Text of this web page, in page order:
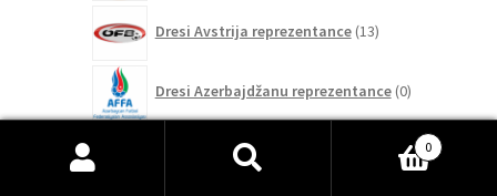
Dresi Avstrija reprezentance 13izdelkov
Dresi Azerbajdžanu reprezentance 0izdelkov
Dresi Belgija reprezentance
izdelkov
0